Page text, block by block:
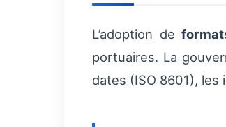
L’adoption de
portuaires. La
dates (ISO 8601),